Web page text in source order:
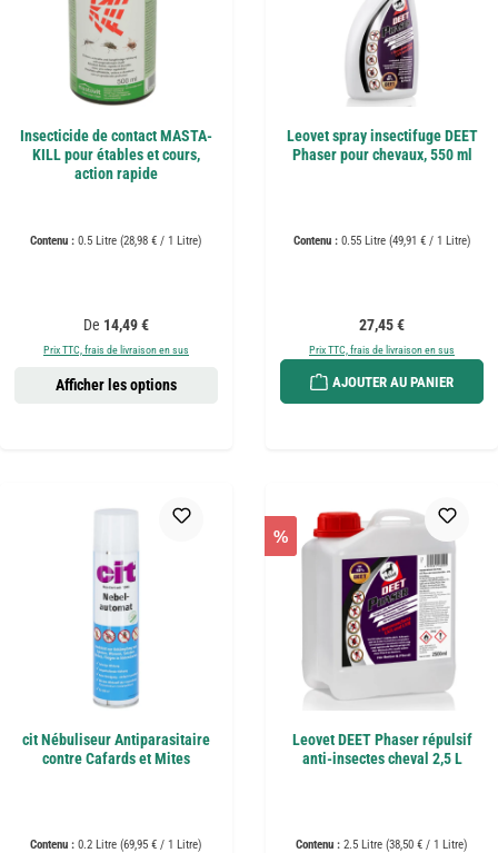
Insecticide de contact MASTA-
KILL pour étables et cours,
action rapide
Contenu : 0.5 Litre (28,98 € / 1 Litre)
Prix régulier :
De 14,49 €
Prix TTC, frais de livraison en sus
Afficher les options
Leovet spray insectifuge DEET
Phaser pour chevaux, 550 ml
Contenu : 0.55 Litre (49,91 € / 1 Litre)
Prix régulier :
27,45 €
Prix TTC, frais de livraison en sus
AJOUTER AU PANIER
cit Nébuliseur Antiparasitaire
contre Cafards et Mites
Contenu : 0.2 Litre (69,95 € / 1 Litre)
%
Leovet DEET Phaser répulsif
anti-insectes cheval 2,5 L
Contenu : 2.5 Litre (38,50 € / 1 Litre)